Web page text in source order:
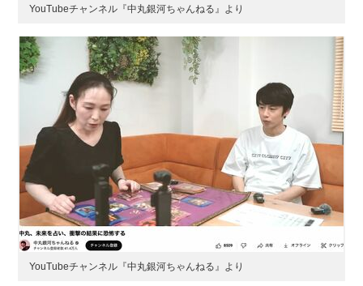
YouTubeチャンネル『中丸銀河ちゃんねる』より
YouTubeチャンネル『中丸銀河ちゃんねる』より